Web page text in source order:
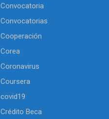
Convocatoria
Convocatorias
Cooperación
Corea
Coronavirus
Coursera
covid19
Crédito Beca